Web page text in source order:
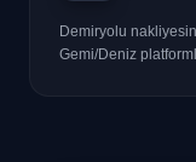
Demiryolu
Gemi/Deniz